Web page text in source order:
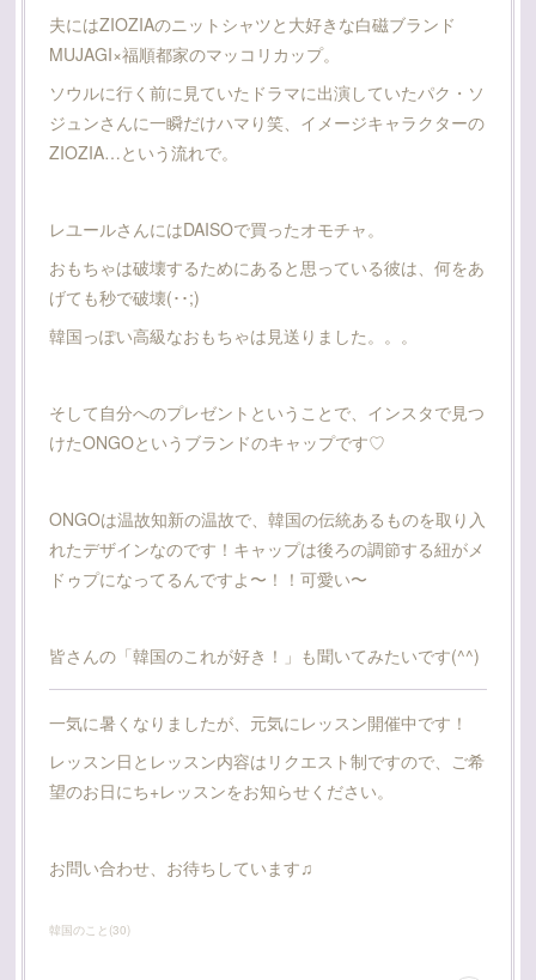
夫にはZIOZIAのニットシャツと大好きな白磁ブランド
MUJAGI×福順都家のマッコリカップ。
ソウルに行く前に見ていたドラマに出演していたパク・ソ
ジュンさんに一瞬だけハマり笑、イメージキャラクターの
ZIOZIA…という流れで。
レユールさんにはDAISOで買ったオモチャ。
おもちゃは破壊するためにあると思っている彼は、何をあ
げても秒で破壊(･･;)
韓国っぽい高級なおもちゃは見送りました。。。
そして自分へのプレゼントということで、インスタで見つ
けたONGOというブランドのキャップです♡
ONGOは温故知新の温故で、韓国の伝統あるものを取り入
れたデザインなのです！キャップは後ろの調節する紐がメ
ドゥプになってるんですよ〜！！可愛い〜
皆さんの「韓国のこれが好き！」も聞いてみたいです(^^)
一気に暑くなりましたが、元気にレッスン開催中です！
レッスン日とレッスン内容はリクエスト制ですので、ご希
望のお日にち+レッスンをお知らせください。
お問い合わせ、お待ちしています♫
韓国のこと (30)